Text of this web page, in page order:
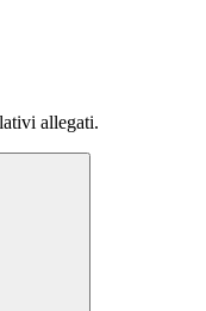
allegati.